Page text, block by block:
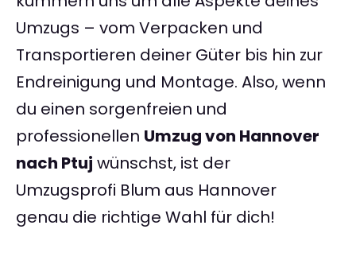
Umzugs – vom Verpacken und
Transportieren deiner Güter bis hin zur
Endreinigung und Montage. Also, wenn
du einen sorgenfreien und
professionellen Umzug von Hannover
nach Ptuj wünschst, ist der
Umzugsprofi Blum aus Hannover
genau die richtige Wahl für dich!